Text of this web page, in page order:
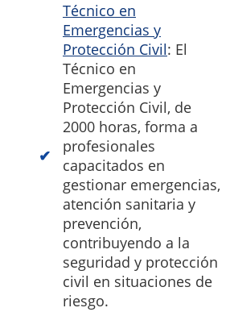
Técnico en
Emergencias y
Protección Civil: El
Técnico en
Emergencias y
Protección Civil, de
2000 horas, forma a
profesionales
capacitados en
gestionar emergencias,
atención sanitaria y
prevención,
contribuyendo a la
seguridad y protección
civil en situaciones de
riesgo.